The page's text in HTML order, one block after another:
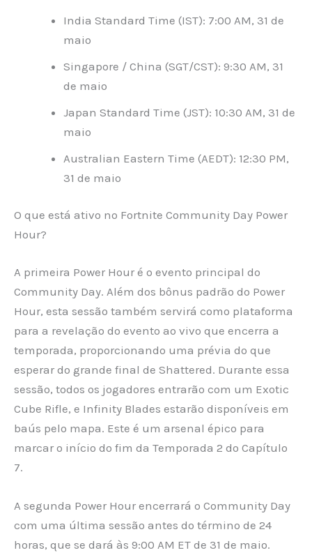
India Standard Time (IST): 7:00 AM, 31 de
maio
Singapore / China (SGT/CST): 9:30 AM, 31
de maio
Japan Standard Time (JST): 10:30 AM, 31 de
maio
Australian Eastern Time (AEDT): 12:30 PM,
31 de maio
O que está ativo no Fortnite Community Day Power
Hour?
A primeira Power Hour é o evento principal do
Community Day. Além dos bônus padrão do Power
Hour, esta sessão também servirá como plataforma
para a revelação do evento ao vivo que encerra a
temporada, proporcionando uma prévia do que
esperar do grande final de Shattered. Durante essa
sessão, todos os jogadores entrarão com um Exotic
Cube Rifle, e Infinity Blades estarão disponíveis em
baús pelo mapa. Este é um arsenal épico para
marcar o início do fim da Temporada 2 do Capítulo
7.
A segunda Power Hour encerrará o Community Day
com uma última sessão antes do término de 24
horas, que se dará às 9:00 AM ET de 31 de maio.